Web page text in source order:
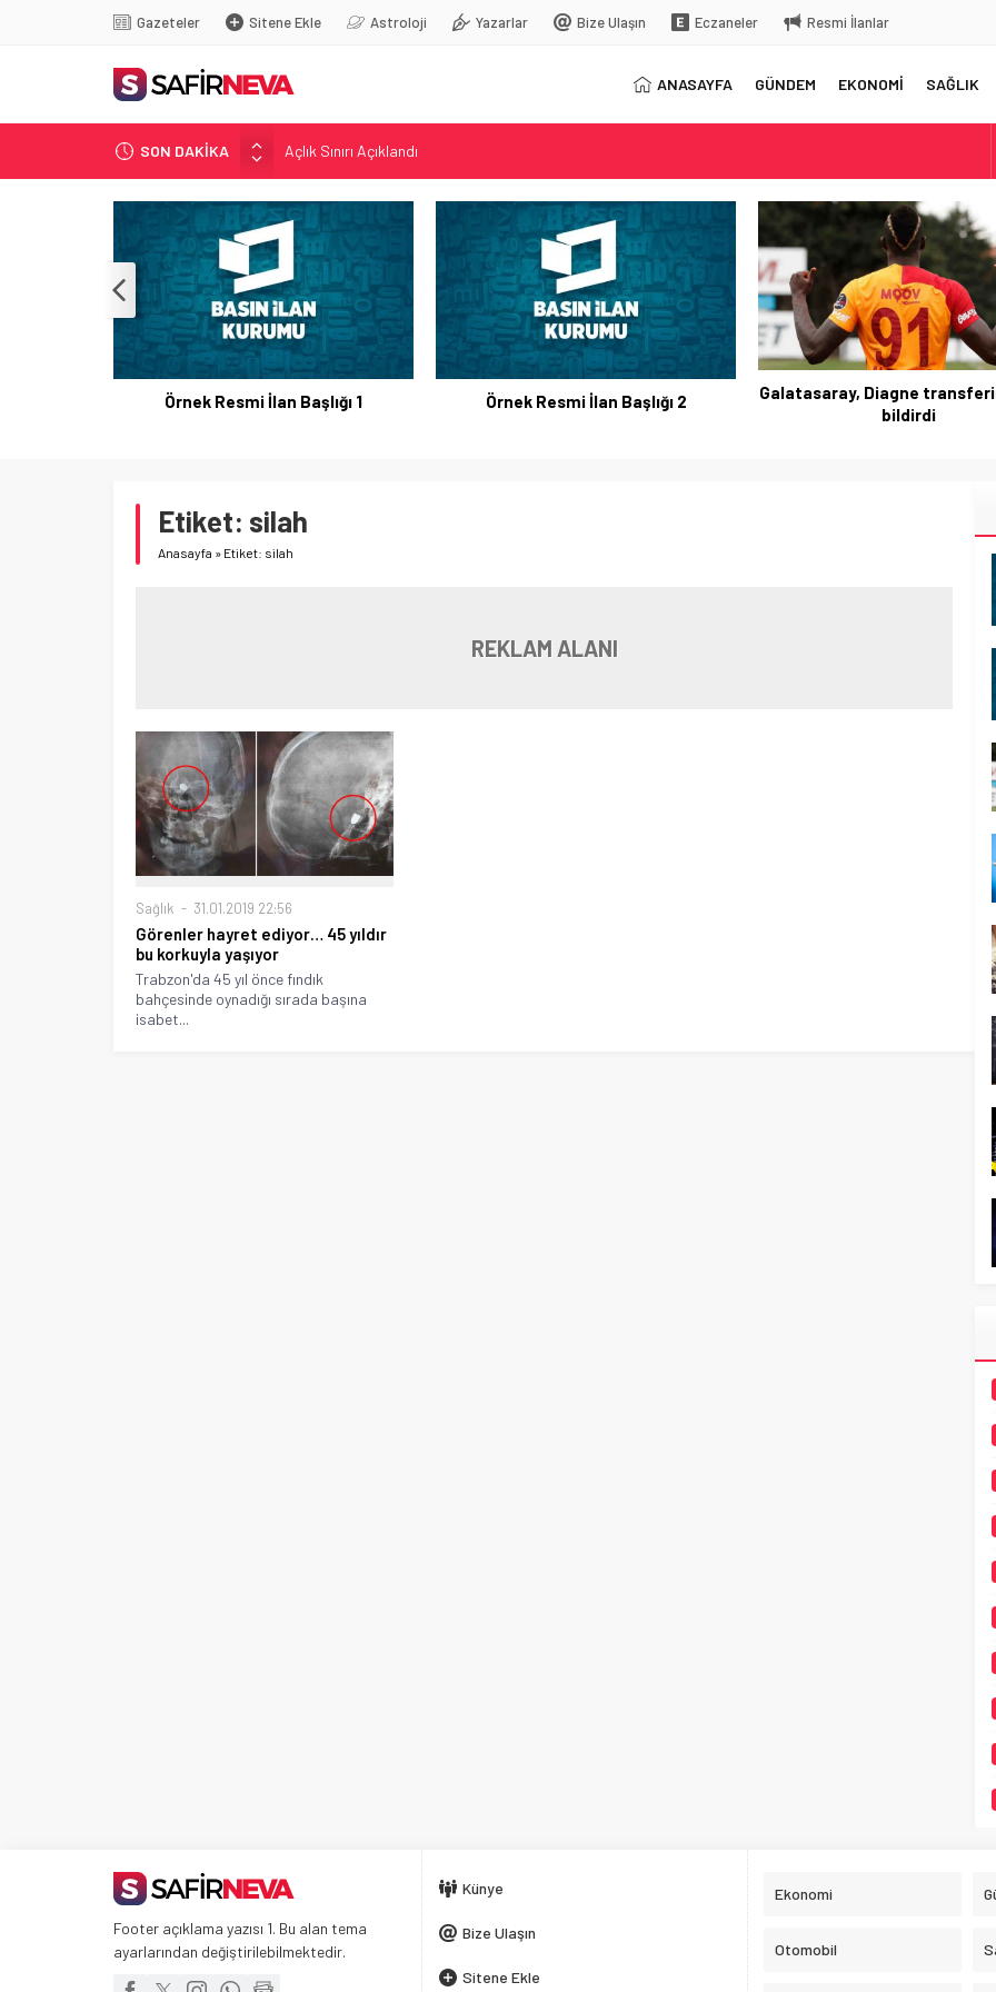
Gazeteler Sitene Ekle Astroloji Yazarlar Bize Ulaşın Eczaneler Resmi İlanlar
ANASAYFA GÜNDEM EKONOMİ SAĞLIK
SON DAKİKA
Açlık Sınırı Açıklandı
Öğretmenlere Kötü Haber
FETÖ’nün kritik ismi tutuklandı
Son dakika… İstanbul’da trafik felç
Yunanistan Başbakanı Çipras Türkiye’ye gelecek
Örnek Resmi İlan Başlığı 1 Örnek Resmi İlan Başlığı 2
Galatasaray, Diagne
bildirdi
Etiket: silah
Anasayfa » Etiket: silah
REKLAM ALANI
Sağlık 31.01.2019 22:56
Görenler hayret ediyor… 45 yıldır
bu korkuyla yaşıyor
Trabzon'da 45 yıl önce fındık
bahçesinde oynadığı sırada başına
isabet...
Footer açıklama yazısı 1. Bu alan tema
ayarlarından değiştirilebilmektedir.
Künye
Bize Ulaşın
Sitene Ekle
Ekonomi
Otomobil